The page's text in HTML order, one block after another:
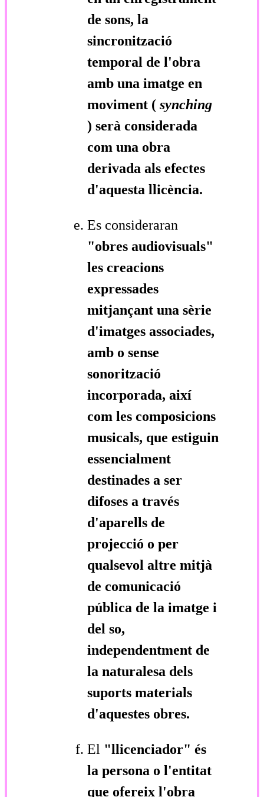
de sons, la
sincronització
temporal de l'obra
amb una imatge en
moviment ( synching
) serà considerada
com una obra
derivada als efectes
d'aquesta llicència.
Es consideraran
"obres audiovisuals"
les creacions
expressades
mitjançant una sèrie
d'imatges associades,
amb o sense
sonorització
incorporada, així
com les composicions
musicals, que estiguin
essencialment
destinades a ser
difoses a través
d'aparells de
projecció o per
qualsevol altre mitjà
de comunicació
pública de la imatge i
del so,
independentment de
la naturalesa dels
suports materials
d'aquestes obres.
El "llicenciador" és
la persona o l'entitat
que ofereix l'obra